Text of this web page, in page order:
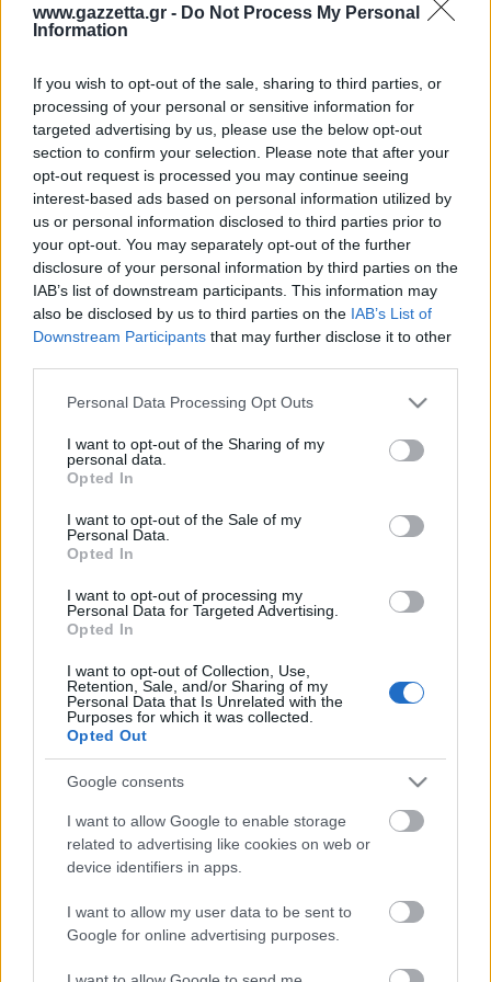
www.gazzetta.gr - Do Not Process My Personal
Information
If you wish to opt-out of the sale, sharing to third parties, or
processing of your personal or sensitive information for
targeted advertising by us, please use the below opt-out
section to confirm your selection. Please note that after your
opt-out request is processed you may continue seeing
interest-based ads based on personal information utilized by
us or personal information disclosed to third parties prior to
your opt-out. You may separately opt-out of the further
disclosure of your personal information by third parties on the
IAB’s list of downstream participants. This information may
also be disclosed by us to third parties on the IAB’s List of
Downstream Participants that may further disclose it to other
Please note that this website/app uses one or more Google
not limited to your visit or usage behaviour. You may click to
grant or deny consent to Google and its third-party tags to
use your data for below specified purposes in below Google
consent section.
Personal Data Processing Opt Outs
I want to opt-out of the Sharing of my
personal data.
Opted In
I want to opt-out of the Sale of my
Personal Data.
Opted In
I want to opt-out of processing my
Personal Data for Targeted Advertising.
Opted In
I want to opt-out of Collection, Use,
Retention, Sale, and/or Sharing of my
Personal Data that Is Unrelated with the
Purposes for which it was collected.
Opted Out
Google consents
I want to allow Google to enable storage
related to advertising like cookies on web or
device identifiers in apps.
I want to allow my user data to be sent to
Google for online advertising purposes.
Bundesliga
Εθνική Ελλάδος
Μουντιάλ 2026
Wyscout Analysis
Ευρώπη
Κόσμος
EuroCup
Basketaki
Eurobasket
CEV Cup
Challenge Cup
Κολύμβηση
Ιστιοπλοΐα
Κωπηλασία
Ξιφασκία
Σκοποβολή
Πάλη
Τάε κβον ντο
Τζούντο
Πινγκ - πονγκ
Άρση Βαρών
Τεχνολογία
Υγεία
Showbiz
Παναγιώτης Δαλαταριώφ
Αντώνης Καλκαβούρας
Αντώνης Καρπετόπουλος
Δημήτρης Κατσιώνης
Γιώργος Κούβαρης
Κώστας Νικολακόπουλος
Γιάννης Πάλλας
Νίκος Παπαδογιάννης
Γιώργος Σακελλαρίου
Γιάννης Σερέτης
Σταύρος Σουντουλίδης
Δημήτρης Τομαράς
Γιώργος Τσακίρης
Μιχάλης Τσαμπάς
GMotion WRC
ΑΘΛΗΤΙΚΕΣ ΜΕΤΑΔΟΣΕΙΣ
GWOMEN
ΑΘΛΗΤΙΚΗ ΗΧΩ
ΕΚΠΟΜΠΕΣ
GALACTICOS BY INTERWETTEN
GAZZ FLOOR BY NOVIBET
POLE POSITION BY ALLWYN
OLD SCHOOL
ΟΜΑΔΕΣ
ΑΕΚ
Ολυμπιακός
ΠΑΟΚ
Παναθηναϊκός
Άρης
ΟΦΗ
Βόλος
Ατρόμητος Αθηνών
Κηφισιά
Αστέρας Τρίπολης
Παναιτωλικός
PODCASTS
ΣΠΛΙΤ
GAZZETTA ACTS
Gazzetta For Her
Θέμα Ισότητας
#GiatonAlki
Η μητρότητα στον πάγκο
GAZZETTA SPECIALS
Unique
Wyscout Analysis
InStat Analysis
Μεγάλη μου Αγάπη
Μια Ιστορία από την Πόλη
Περιγραφή Σχολιάστε εδώ
Ολοκληρώθηκε
ΑΕΚ
Άρη
1
17
17
2
29
23
3
20
14
4
27
Άρη
ΖΩΝΤΑΝΑ
Ολοκληρωση κανονικης διαρκειας
ΑΕΚ
% Εντός Πεδιάς
Το σύνολο του περιεχομένου και των υπηρεσιών του gazzetta.gr
διατίθεται στους επισκέπτες αυστηρά για προσωπική χρήση.
Απαγορεύεται η χρήση ή επανεκπομπή του, σε οποιοδήποτε μέσο,